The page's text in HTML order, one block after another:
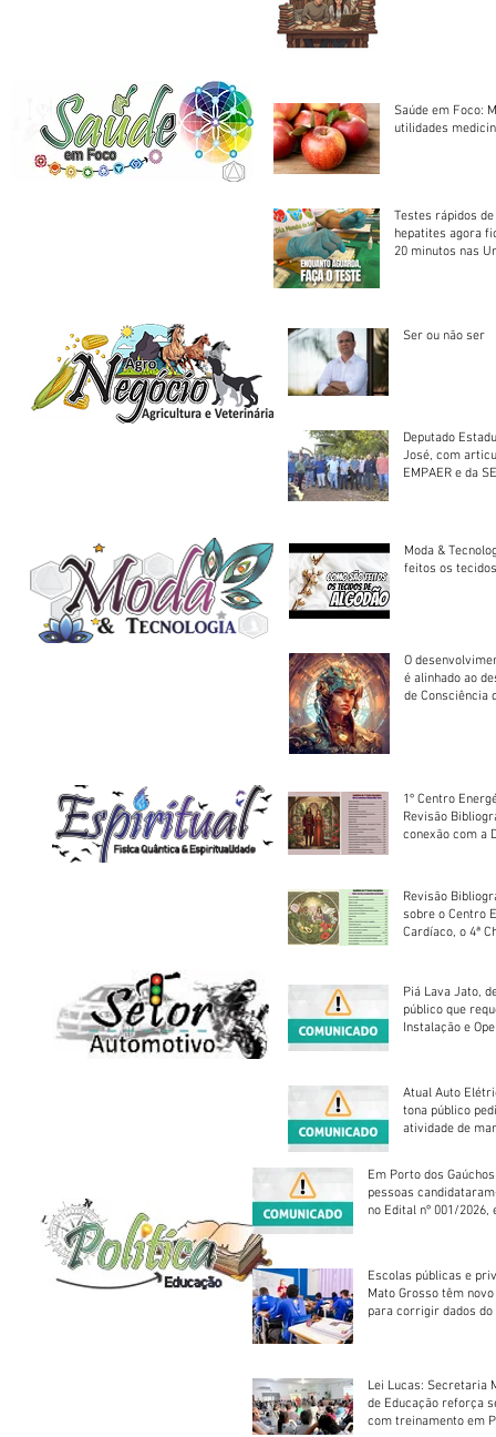
Saúde em Foco:
utilidades
Testes rápidos
hepatites agora
20 minutos nas
Ser ou não ser
Deputado
José, com
EMPAER e da
Moda &
feitos os
O
é alinhado ao
de Consciência
1º Centro
Revisão
conexão com a
Revisão
sobre o Centro
Cardíaco, o 4ª
Piá Lava Jato,
público que
Instalação e
Atual Auto
tona público
atividade de
Em Porto dos
pessoas
no Edital nº 001/2026,
Escolas públicas e
Mato Grosso têm
para corrigir dados do
Lei Lucas: Secretaria
de Educação reforça
com treinamento em